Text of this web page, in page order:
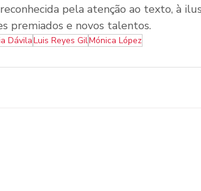
pela atenção ao texto, à
premiados e novos talentos.
DávilaLuis Reyes GilMónica López